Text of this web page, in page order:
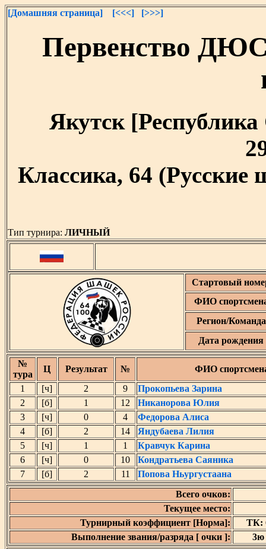
[Домашняя страница] [<<<] [>>>]
Первенство
Якутск
Классика, 64
Тип турнира: ЛИЧНЫЙ
Стартовый
ФИО
Регион/Команда
Дата рождения
№
тура
Ц Результат №
ФИО
1
[ч] 2 9
Прокопьева Зарина
2
[б] 1 12
Никанорова Юлия
3
[ч] 0 4
Федорова Алиса
4
[б] 2 14
Яндубаева Лилия
5
[ч] 1 1
Кравчук Карина
6
[ч] 0 10
Кондратьева Саяника
7
[б] 2 11
Попова Ньургустаана
Всего очков:
Текущее место:
Турнирный коэффициент [Норма]:
ТК:
Выполнение звания/разряда [ очки ]:
3ю